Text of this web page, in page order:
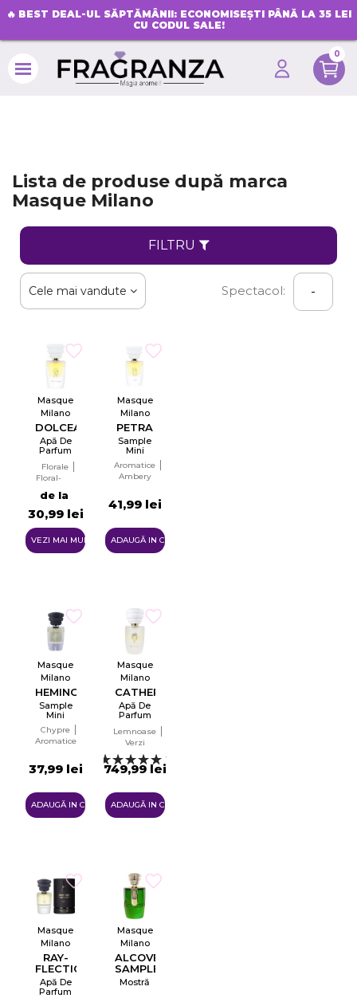
🔥 BEST DEAL-UL SĂPTĂMÂNII: ECONOMISEȘTI PÂNĂ LA 35 LEI
CU CODUL SALE!
0
Lista de produse după marca
Masque Milano
FILTRU
Cele mai vandute Spectacol: -
Masque
Milano
DOLCEACQUA
Apă De
Parfum
Femei
EDP
Florale
Floral-
de la
30,99 lei
VEZI MAI MULTE
Masque
Milano
PETRA
Sample
Mini
Aromatice
Ambery
41,99 lei
ADAUGĂ IN COŞ
Masque
Milano
HEMINGWAY
Sample
Mini
Chypre
Aromatice
37,99 lei
ADAUGĂ IN COŞ
Masque
Milano
CATHERINE
Apă De
Parfum
Femei
EDP
Lemnoase
Verzi
1
749,99 lei
ADAUGĂ IN COŞ
Masque
Milano
RAY-
FLECTION
Apă De
Parfum
Masque
Milano
ALCOVE
SAMPLE
Mostră